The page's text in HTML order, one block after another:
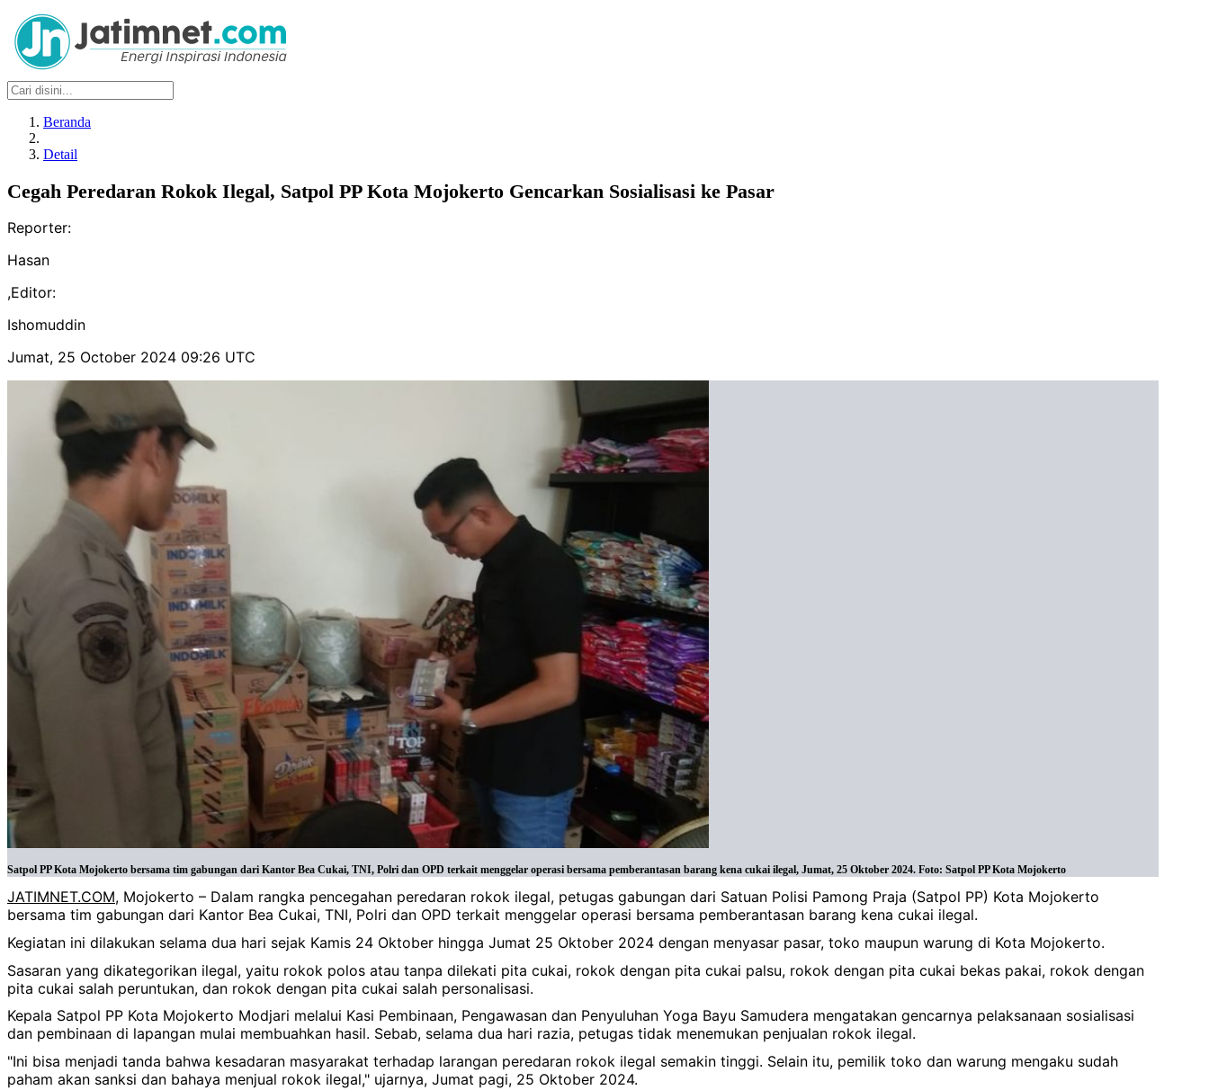
Beranda
Detail
Cegah Peredaran Rokok Ilegal, Satpol PP Kota Mojokerto Gencarkan Sosialisasi ke Pasar
Reporter:
Hasan
,Editor:
Ishomuddin
Jumat, 25 October 2024 09:26 UTC
Satpol PP Kota Mojokerto bersama tim gabungan dari Kantor Bea Cukai, TNI, Polri dan OPD terkait menggelar operasi bersama pemberantasan barang kena cukai ilegal, Jumat, 25 Oktober 2024. Foto: Satpol PP Kota Mojokerto
JATIMNET.COM, Mojokerto – Dalam rangka pencegahan peredaran rokok ilegal, petugas gabungan dari Satuan Polisi Pamong Praja (Satpol PP) Kota Mojokerto
bersama tim gabungan dari Kantor Bea Cukai, TNI, Polri dan OPD terkait menggelar operasi bersama pemberantasan barang kena cukai ilegal.
Kegiatan ini dilakukan selama dua hari sejak Kamis 24 Oktober hingga Jumat 25 Oktober 2024 dengan menyasar pasar, toko maupun warung di Kota Mojokerto.
Sasaran yang dikategorikan ilegal, yaitu rokok polos atau tanpa dilekati pita cukai, rokok dengan pita cukai palsu, rokok dengan pita cukai bekas pakai, rokok dengan
pita cukai salah peruntukan, dan rokok dengan pita cukai salah personalisasi.
Kepala Satpol PP Kota Mojokerto Modjari melalui Kasi Pembinaan, Pengawasan dan Penyuluhan Yoga Bayu Samudera mengatakan gencarnya pelaksanaan sosialisasi
dan pembinaan di lapangan mulai membuahkan hasil. Sebab, selama dua hari razia, petugas tidak menemukan penjualan rokok ilegal.
"Ini bisa menjadi tanda bahwa kesadaran masyarakat terhadap larangan peredaran rokok ilegal semakin tinggi. Selain itu, pemilik toko dan warung mengaku sudah
paham akan sanksi dan bahaya menjual rokok ilegal," ujarnya, Jumat pagi, 25 Oktober 2024.